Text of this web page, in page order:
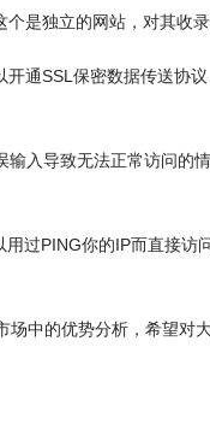
独立的网站，对其收录
SSL保密数据传送协
导致无法正常访问的情
PING你的IP而直接访
的优势分析，希望对大